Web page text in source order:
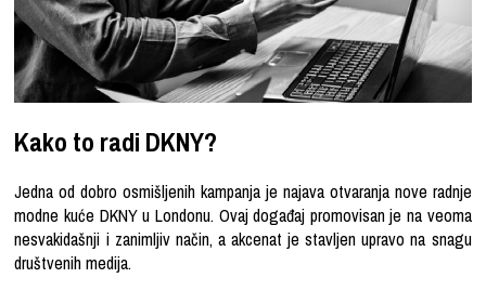
Kako to radi DKNY?
Jedna od dobro osmišljenih kampanja je najava otvaranja nove radnje
modne kuće DKNY u Londonu. Ovaj događaj promovisan je na veoma
nesvakidašnji i zanimljiv način, a akcenat je stavljen upravo na snagu
društvenih medija.